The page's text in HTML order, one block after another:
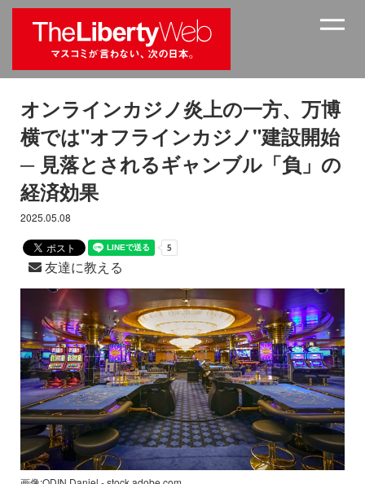
オンラインカジノ炎上の一方、万博
横では"オフラインカジノ"建設開始
─ 見落とされるギャンブル「負」の
経済効果
2025.05.08
友達に教える